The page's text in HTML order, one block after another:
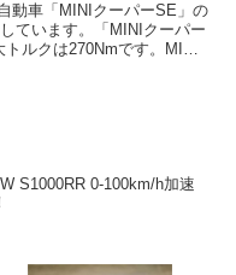
動車「MINIクーパーSE」の
ています。「MINIクーパー
ルクは270Nmです。MINI
S1000RR 0-100km/h加速